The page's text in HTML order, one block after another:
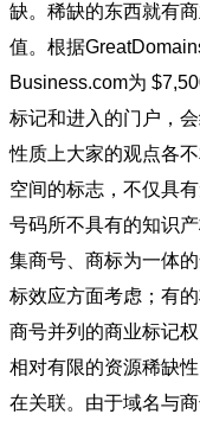
缺。稀缺的东西就有
值。根据
Business.com为
标记和进入的门户，
性质上大家的观点各
空间的标志，不仅具
号码所不具有的知识
集商号、商标为一体
标效应方面考虑；有
商号并列的商业标记
相对有限的资源稀缺
在关联。由于域名与